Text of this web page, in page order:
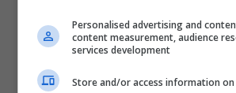
Personalised advertising and
content measurement, audience
services development
Store and/or access information on